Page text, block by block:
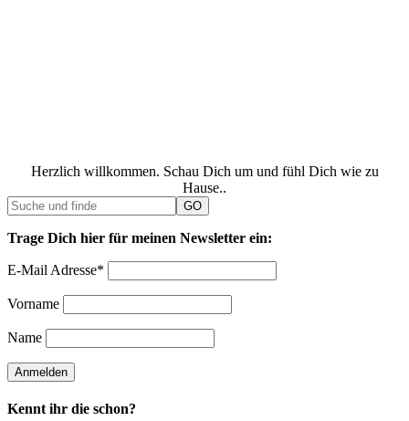
Herzlich willkommen. Schau Dich um und fühl Dich wie zu
Hause..
Trage Dich hier für meinen Newsletter ein:
E-Mail Adresse*
Vorname
Name
Kennt ihr die schon?